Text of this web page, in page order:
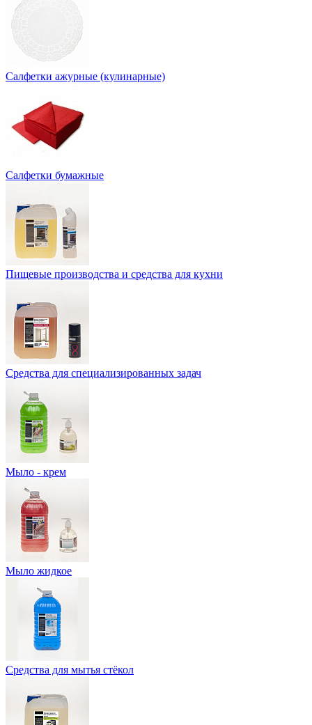
Салфетки ажурные (кулинарные)
Салфетки бумажные
Пищевые производства и средства для кухни
Средства для специализированных задач
Мыло - крем
Мыло жидкое
Средства для мытья стёкол